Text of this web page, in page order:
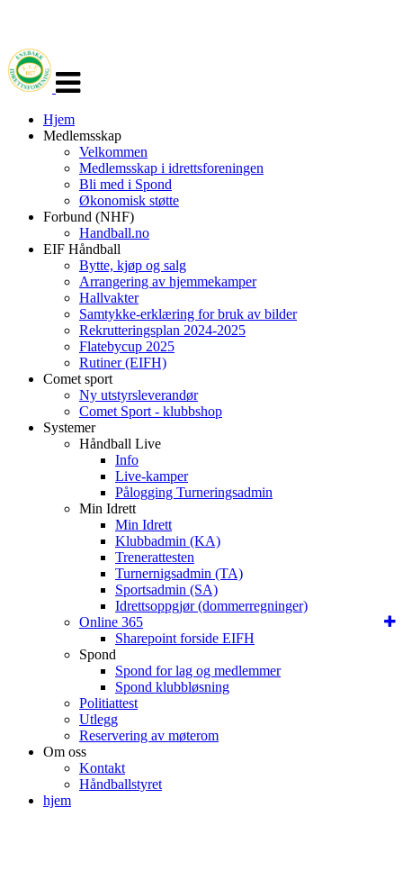
navigasjon
Hjem
Medlemsskap
Velkommen
Medlemsskap i idrettsforeningen
Bli med i Spond
Økonomisk støtte
Forbund (NHF)
Handball.no
EIF Håndball
Bytte, kjøp og salg
Arrangering av hjemmekamper
Hallvakter
Samtykke-erklæring for bruk av bilder
Rekrutteringsplan 2024-2025
Flatebycup 2025
Rutiner (EIFH)
Comet sport
Ny utstyrsleverandør
Comet Sport - klubbshop
Systemer
Håndball Live
Info
Live-kamper
Pålogging Turneringsadmin
Min Idrett
Min Idrett
Klubbadmin (KA)
Trenerattesten
Turnernigsadmin (TA)
Sportsadmin (SA)
Idrettsoppgjør (dommerregninger)
Online 365
Sharepoint forside EIFH
Spond
Spond for lag og medlemmer
Spond klubbløsning
Politiattest
Utlegg
Reservering av møterom
Om oss
Kontakt
Håndballstyret
hjem